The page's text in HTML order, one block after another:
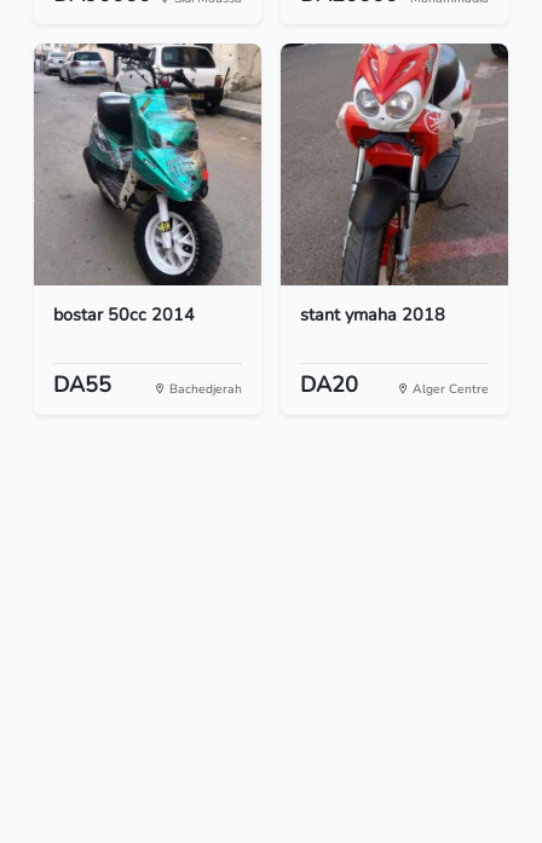
bostar 50cc 2014
DA55 Bachedjerah
stant ymaha 2018
DA20 Alger Centre